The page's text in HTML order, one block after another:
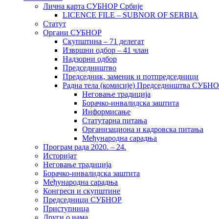
Лична карта СУБНОР Србије
LICENCE FILE – SUBNOR OF SERBIA
Статут
Органи СУБНОР
Скупштина – 71 делегат
Извршни одбор – 41 члан
Надзорни одбор
Председништво
Председник, заменик и потпредседници
Радна тела (комисије) Председништва
Неговање традиција
Борачко-инвалидска заштита
Информисање
Статутарна питања
Организациона и кадровска питања
Међународна сарадња
Програм рада 2020. – 24.
Историјат
Неговање традиција
Борачко-инвалидска заштита
Међународна сарадња
Конгреси и скупштине
Председници СУБНОР
Приступница